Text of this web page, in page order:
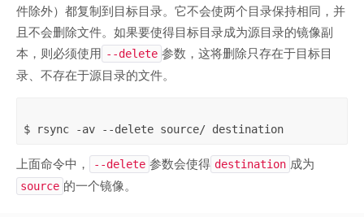
件除外）都复制到目标目录。它不会使两个目录保持相同，并
且不会删除文件。如果要使得目标目录成为源目录的镜像副
本，则必须使用 --delete 参数，这将删除只存在于目标目
录、不存在于源目录的文件。
上面命令中， --delete 参数会使得 destination 成为
source 的一个镜像。